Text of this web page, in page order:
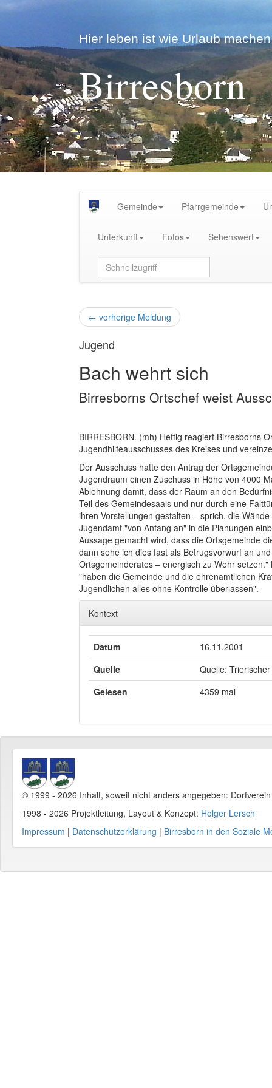
Hier leben ist wie Urlaub
Birresborn
Gemeinde Pfarrgemeinde
Unterkunft Fotos Sehenswert
← vorherige Meldung
Jugend
Bach wehrt sich
Birresborns Ortschef weist
BIRRESBORN. (mh) Heftig reagiert Birresborns
Jugendhilfeausschusses des Kreises und
Der Ausschuss hatte den Antrag der
Jugendraum einen Zuschuss in Höhe von 4000
Ablehnung damit, dass der Raum an den
Teil des Gemeindesaals und nur durch eine
ihren Vorstellungen gestalten – sprich, die
Jugendamt "von Anfang an" in die Planungen
Aussage gemacht wird, dass die Ortsgemeinde
dann sehe ich dies fast als Betrugsvorwurf an
Ortsgemeinderates – energisch zu Wehr
"haben die Gemeinde und die ehrenamtlichen
Jugendlichen alles ohne Kontrolle überlassen".
Kontext
Datum
16.11.2001
Quelle
Quelle:
Gelesen
4359 mal
© 1999 - 2026 Inhalt, soweit nicht anders angegeben:
1998 - 2026 Projektleitung, Layout & Konzept: Holger Lersch
Impressum | Datenschutzerklärung | Birresborn in den Soziale